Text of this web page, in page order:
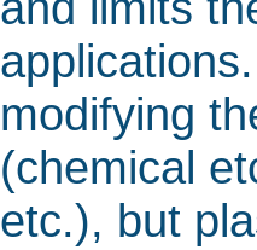
modifying
(chemical
etc.), but